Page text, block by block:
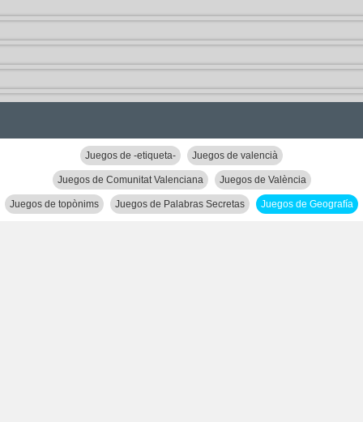
Juegos de -etiqueta- Juegos de valencià
Juegos de Comunitat Valenciana Juegos de València
Juegos de topònims Juegos de Palabras Secretas Juegos de Geografía